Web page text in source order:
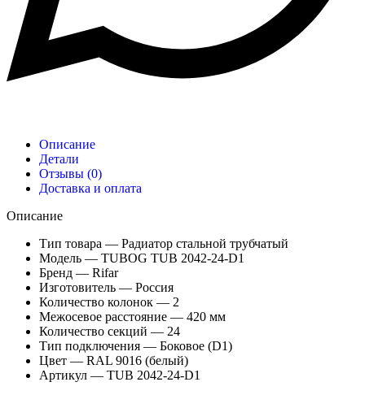
Описание
Детали
Отзывы (0)
Доставка и оплата
Описание
Тип товара — Радиатор стальной трубчатый
Модель — TUBOG TUB 2042-24-D1
Бренд — Rifar
Изготовитель — Россия
Количество колонок — 2
Межосевое расстояние — 420 мм
Количество секций — 24
Тип подключения — Боковое (D1)
Цвет — RAL 9016 (белый)
Артикул — TUB 2042-24-D1